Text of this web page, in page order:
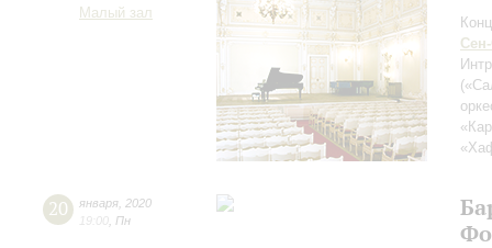
Малый зал
20 января 2020
19:00 Пн